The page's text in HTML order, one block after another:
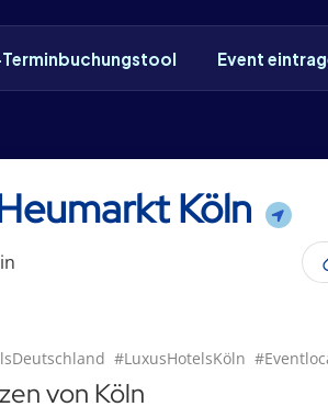
Event
Köln
#LuxusHotelsKöln
von Köln